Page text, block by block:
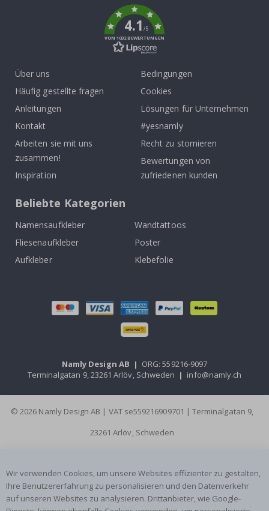
4.1/5
VON 1032 BEWERTUNGEN
Über uns
Häufig gestellte fragen
Anleitungen
Kontakt
Arbeiten sie mit uns
zusammen!
Inspiration
Bedingungen
Cookies
Lösungen für Unternehmen
#yesnamly
Recht zu stornieren
Bewertungen von
zufriedenen kunden
Beliebte Kategorien
Namensaufkleber
Wandtattoos
Fliesenaufkleber
Poster
Aufkleber
Klebefolie
Namly Design AB | ORG: 559216-9097
Terminalgatan 9, 23261 Arlöv, Schweden | info@namly.ch
© 2026 Namly Design AB | VAT se559216909701 | Terminalgatan 9,
23261 Arlöv, Schweden
Wir verwenden Cookies, um unsere Websites effizienter zu gestalten,
Ihre Benutzererfahrung zu personalisieren und den Datenverkehr
auf unseren Websites zu analysieren. Drittanbieter, wie Google-